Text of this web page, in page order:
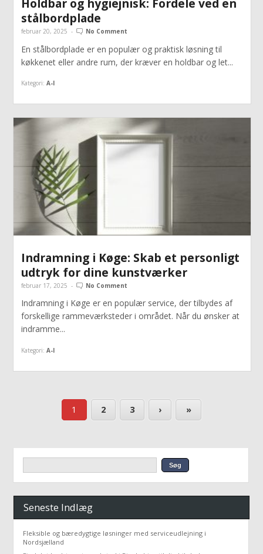
Holdbar og hygiejnisk: Fordele ved en
stålbordplade
februar 20, 2025 - No Comment
En stålbordplade er en populær og praktisk løsning til
køkkenet eller andre rum, der kræver en holdbar og let...
Kategori: A-I
Indramning i Køge: Skab et personligt
udtryk for dine kunstværker
februar 17, 2025 - No Comment
Indramning i Køge er en populær service, der tilbydes af
forskellige rammeværksteder i området. Når du ønsker at
indramme...
Kategori: A-I
1 2 3 › »
Seneste Indlæg
Fleksible og bæredygtige løsninger med serviceudlejning i
Nordsjælland